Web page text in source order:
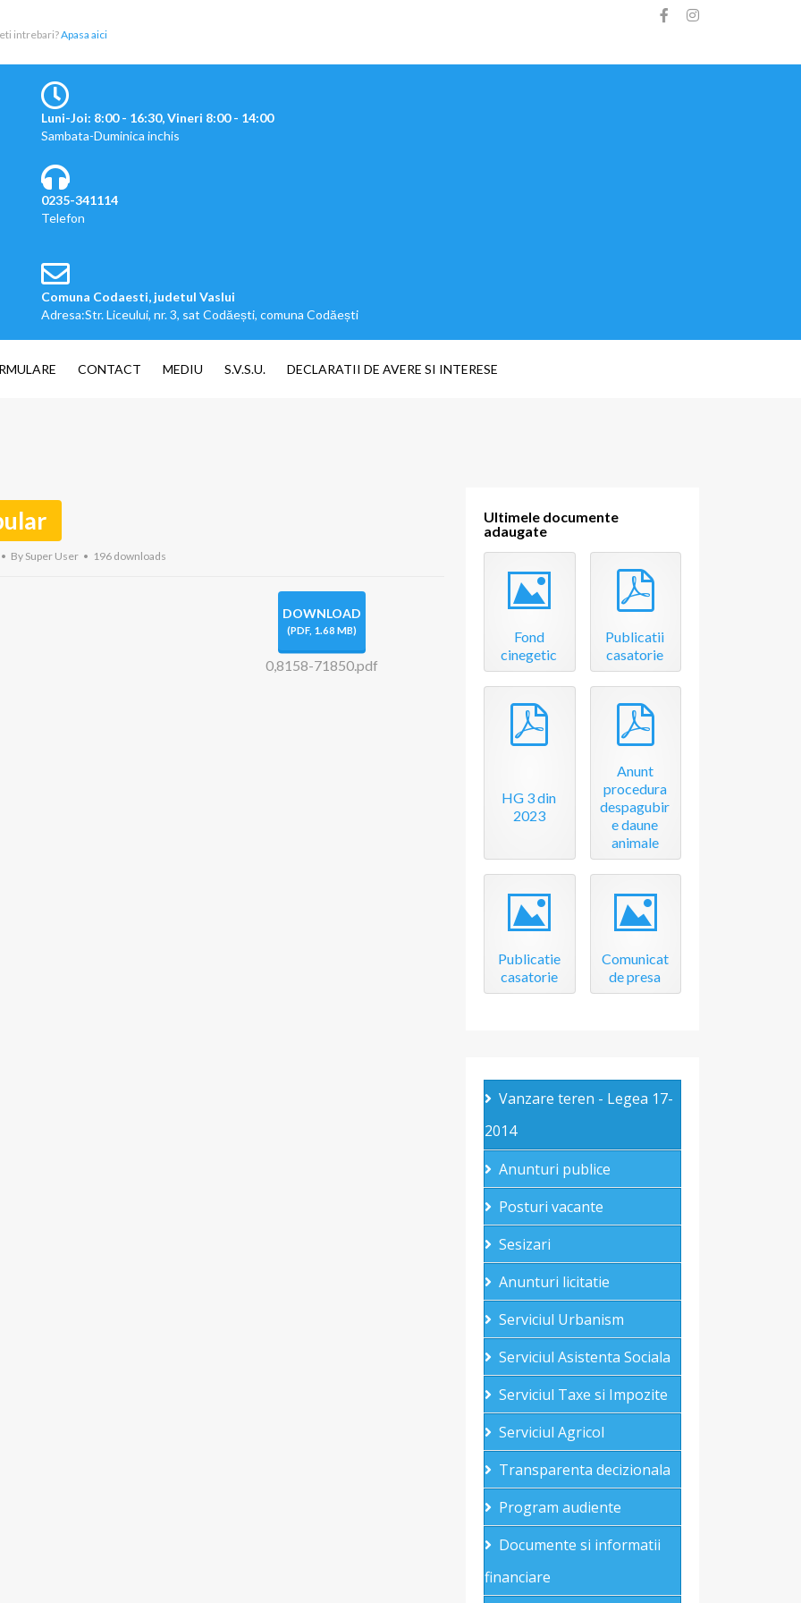
intrebari?Apasa aici
Luni-Joi: 8:00 - 16:30, Vineri 8:00 - 14:00
Sambata-Duminica inchis
0235-341114
Telefon
Comuna Codaesti, judetul Vaslui
Adresa:Str. Liceului, nr. 3, sat Codăești, comuna Codăești
CONTACT MEDIU S.V.S.U. DECLARATII DE AVERE SI INTERESE
By Super User 196 downloads
DOWNLOAD
(PDF, 1.68 MB)
0,8158-71850.pdf
Ultimele documente
adaugate
Fond
cinegetic
Publicatii
casatorie
HG 3 din
2023
Anunt
procedura
despagubir
e daune
animale
Publicatie
casatorie
Comunicat
de presa
Vanzare teren - Legea 17-
2014
Anunturi publice
Posturi vacante
Sesizari
Anunturi licitatie
Serviciul Urbanism
Serviciul Asistenta Sociala
Serviciul Taxe si Impozite
Serviciul Agricol
Transparenta decizionala
Program audiente
Documente si informatii
financiare